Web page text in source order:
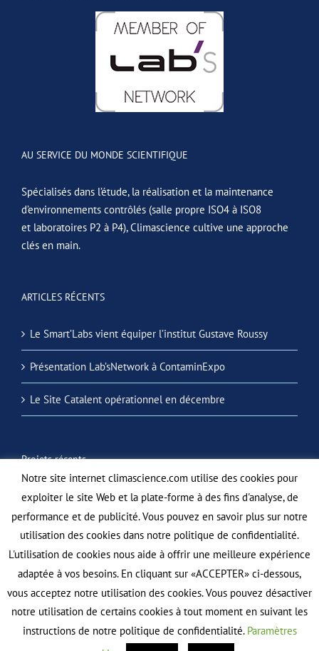
AU SERVICE DU MONDE SCIENTIFIQUE
Spécialisés dans l’étude, la réalisation et la maintenance
d’environnements contrôlés (salle propre ISO4 à ISO8
et laboratoires P2 à P4), Climascience cultive une approche
clés en main.
ARTICLES RÉCENTS
Le Smart’Labs vient équiper l’institut Gustave Roussy
Présentation Lab’sNetwork à ContaminExpo
Le Site Catalent opérationnel en décembre
Projets récents
2026 | CLIMASCIENCE - Tous droits réservés | Réalisé par
Notre site internet climascience.com utilise des cookies pour
exploiter le site Web et la plate-forme à des fins d'analyse, de
performance et de publicité. Vous pouvez en savoir plus sur notre
utilisation des cookies dans notre politique de confidentialité.
L'utilisation de cookies nous aide à offrir une meilleure expérience
adaptée à vos besoins. En cliquant sur «ACCEPTER» ci-dessous,
vous acceptez notre utilisation des cookies. Vous pouvez désactiver
notre utilisation de certains cookies à tout moment en suivant les
instructions de notre politique de confidentialité. Paramètres